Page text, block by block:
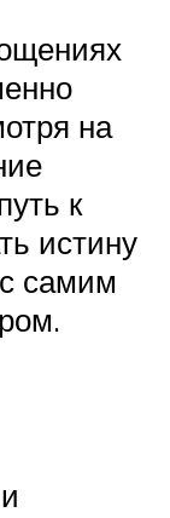
на
к
истину
самим